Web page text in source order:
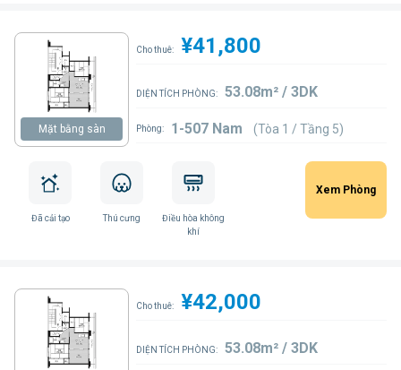
Mặt bằng sàn
Cho thuê: ¥41,800
DIỆN TÍCH PHÒNG: 53.08m² / 3DK
Phòng: 1-507 Nam (Tòa 1 / Tầng 5)
Đã cải tạo Thú cưng
Điều hòa không
khí
Xem Phòng
Cho thuê: ¥42,000
DIỆN TÍCH PHÒNG: 53.08m² / 3DK